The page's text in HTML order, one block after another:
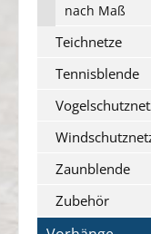
nach Maß
Teichnetze
Tennisblende
Zaunblende
Zubehör